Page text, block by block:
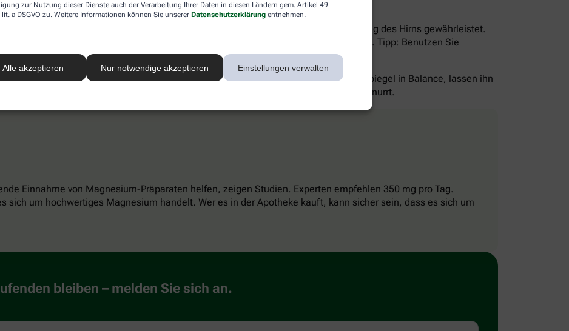
zur Nutzung dieser Dienste auch der Verarbeitung Ihrer Daten in diesen Ländern gem. Artikel 49
a DSGVO zu. Weitere Informationen können Sie unserer Datenschutzerklärung entnehmen.
Alle akzeptieren Nur notwendige akzeptieren Einstellungen verwalten
reduzieren kann.
unser Gehirn viel Wasser. Nur dann ist der Blutfluss und dadurch die Versorgung des Hirns gewährleistet.
täglich mit mindestens 1,5 Liter alkoholfreier und ungesüßter Flüssigkeit versorgen. Tipp: Benutzen Sie
Sie automatisch mehr.
Vollkorn-Lebensmittel, aber auch Kartoffeln liefern. Sie halten den Blutzuckerspiegel in Balance, lassen ihn
ärgert sein Gehirn.“ Deshalb regelmäßig essen, nicht warten, bis der Magen knurrt.
Einnahme von Magnesium-Präparaten helfen, zeigen Studien. Experten empfehlen 350 mg pro Tag.
sich um hochwertiges Magnesium handelt. Wer es in der Apotheke kauft, kann sicher sein, dass es sich um
bleiben – melden Sie sich an.